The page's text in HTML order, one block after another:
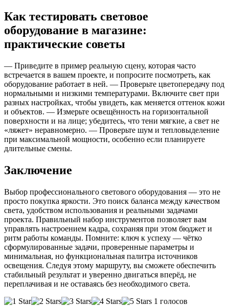
Как тестировать световое
оборудование в магазине:
практические советы
— Приведите в пример реальную сцену, которая часто
встречается в вашем проекте, и попросите посмотреть, как
оборудование работает в ней. — Проверьте цветопередачу под
нормальными и низкими температурами. Включите свет при
разных настройках, чтобы увидеть, как меняется оттенок кожи
и объектов. — Измерьте освещённость на горизонтальной
поверхности и на лице; убедитесь, что тени мягкие, а свет не
«ляжет» неравномерно. — Проверьте шум и тепловыделение
при максимальной мощности, особенно если планируете
длительные смены.
Заключение
Выбор профессионального светового оборудования — это не
просто покупка яркости. Это поиск баланса между качеством
света, удобством использования и реальными задачами
проекта. Правильный набор инструментов позволяет вам
управлять настроением кадра, сохраняя при этом бюджет и
ритм работы команды. Помните: ключ к успеху — чётко
сформулированные задачи, проверенные параметры и
минимальная, но функциональная палитра источников
освещения. Следуя этому маршруту, вы сможете обеспечить
стабильный результат и уверенно двигаться вперёд, не
переплачивая и не оставаясь без необходимого света.
1 голосов